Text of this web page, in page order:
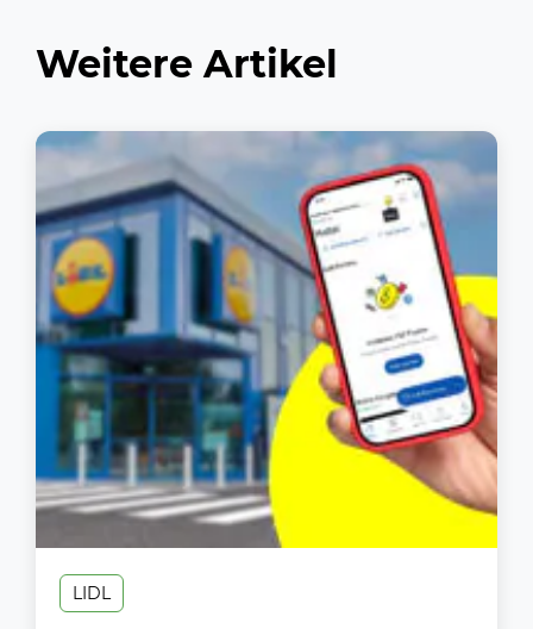
Weitere Artikel
LIDL